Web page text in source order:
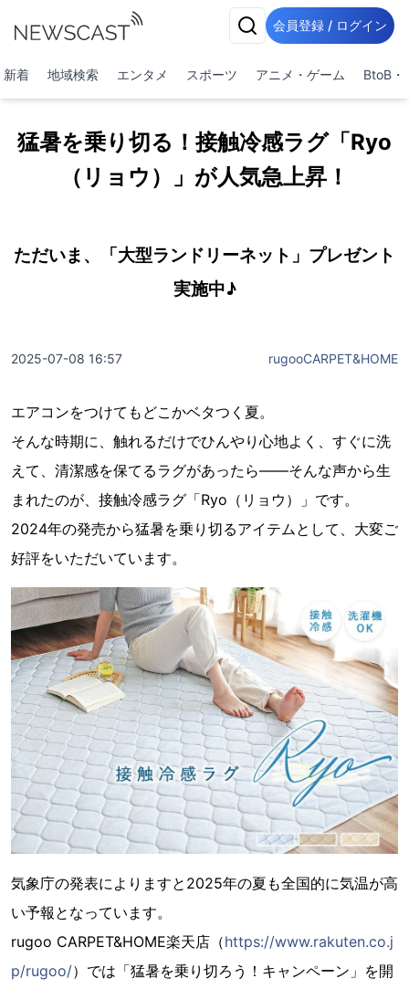
会員登録 / ログイン
新着 地域検索 エンタメ スポーツ アニメ・ゲーム BtoB・
猛暑を乗り切る！接触冷感ラグ「Ryo
（リョウ）」が人気急上昇！
ただいま、「大型ランドリーネット」プレゼント
実施中♪
2025-07-08 16:57 rugooCARPET&HOME
エアコンをつけてもどこかベタつく夏。
そんな時期に、触れるだけでひんやり心地よく、すぐに洗
えて、清潔感を保てるラグがあったら――そんな声から生
まれたのが、接触冷感ラグ「Ryo（リョウ）」です。
2024年の発売から猛暑を乗り切るアイテムとして、大変ご
好評をいただいています。
気象庁の発表によりますと2025年の夏も全国的に気温が高
い予報となっています。
rugoo CARPET&HOME楽天店（https://www.rakuten.co.j
p/rugoo/）では「猛暑を乗り切ろう！キャンペーン」を開